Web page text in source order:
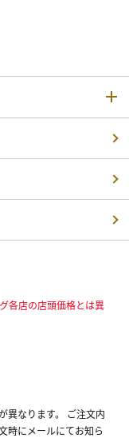
各店の店頭価格とは異
異なります。 ご注文内
時にメールにてお知ら